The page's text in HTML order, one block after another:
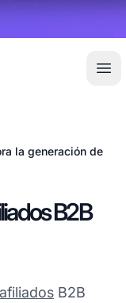
la generación de
B2B
B2B